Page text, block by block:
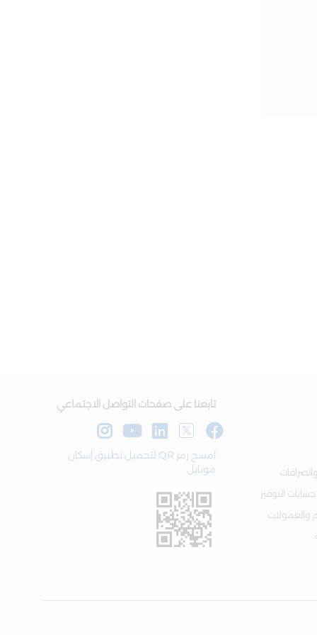
التوفير
والعمولات
تابعنا على صفحات التواصل الاجتماعي
امسح رمز QR لتحميل تطبيق إسكان
موبايل